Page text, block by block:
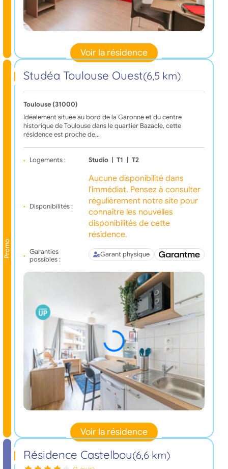
Voir la résidence
Promo
Studéa Toulouse Ouest(6,5 km)
Toulouse (31000)
Idéalement située au bord de la Garonne et du centre
historique de Toulouse dans le quartier Bazacle, cette
résidence est proche de…
Logements : Studio T1 T2
Disponibilités :
Aucune disponibilité dans
l'immédiat. Pensez à consulter
régulièrement notre site pour
connaître les nouvelles
disponibilités de cette
résidence.
Garanties
possibles :
Garant physique
Voir la résidence
Résidence Castelbou(6,6 km)